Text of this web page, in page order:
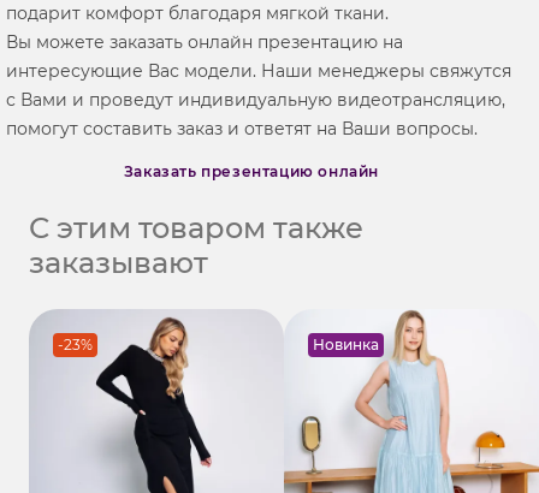
подарит комфорт благодаря мягкой ткани.
Вы можете заказать онлайн презентацию на
интересующие Вас модели. Наши менеджеры свяжутся
с Вами и проведут индивидуальную видеотрансляцию,
помогут составить заказ и ответят на Ваши вопросы.
Заказать презентацию онлайн
С этим товаром также
заказывают
-23% Новинка